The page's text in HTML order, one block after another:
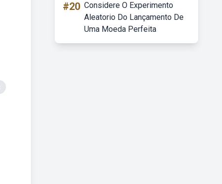
#20 Considere O Experimento
Aleatorio Do Lançamento De
Uma Moeda Perfeita